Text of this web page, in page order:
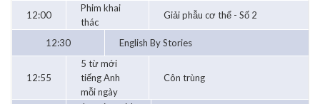
12:00
Phim khai
thác
Giải phẫu cơ thể - Số 2
12:30 English By Stories
12:55
5 từ mới
tiếng Anh
mỗi ngày
Côn trùng